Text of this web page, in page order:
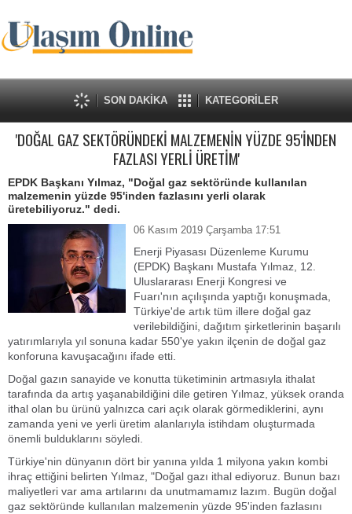
SON DAKİKA KATEGORİLER
'DOĞAL GAZ SEKTÖRÜNDEKİ MALZEMENİN YÜZDE 95'İNDEN
FAZLASI YERLİ ÜRETİM'
EPDK Başkanı Yılmaz, "Doğal gaz sektöründe kullanılan
malzemenin yüzde 95'inden fazlasını yerli olarak
üretebiliyoruz." dedi.
06 Kasım 2019 Çarşamba 17:51
Enerji Piyasası Düzenleme Kurumu
(EPDK) Başkanı Mustafa Yılmaz, 12.
Uluslararası Enerji Kongresi ve
Fuarı'nın açılışında yaptığı konuşmada,
Türkiye'de artık tüm illere doğal gaz
verilebildiğini, dağıtım şirketlerinin başarılı
yatırımlarıyla yıl sonuna kadar 550'ye yakın ilçenin de doğal gaz
konforuna kavuşacağını ifade etti.
Doğal gazın sanayide ve konutta tüketiminin artmasıyla ithalat
tarafında da artış yaşanabildiğini dile getiren Yılmaz, yüksek oranda
ithal olan bu ürünü yalnızca cari açık olarak görmediklerini, aynı
zamanda yeni ve yerli üretim alanlarıyla istihdam oluşturmada
önemli bulduklarını söyledi.
Türkiye'nin dünyanın dört bir yanına yılda 1 milyona yakın kombi
ihraç ettiğini belirten Yılmaz, "Doğal gazı ithal ediyoruz. Bunun bazı
maliyetleri var ama artılarını da unutmamamız lazım. Bugün doğal
gaz sektöründe kullanılan malzemenin yüzde 95'inden fazlasını